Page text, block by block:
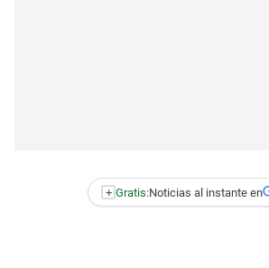
+ Gratis:Noticias al instante en